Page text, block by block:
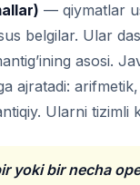
— qiymatlar
belgilar. Ular
asosi.
ajratadi: arifmetik,
Ularni tizimli
yoki bir necha